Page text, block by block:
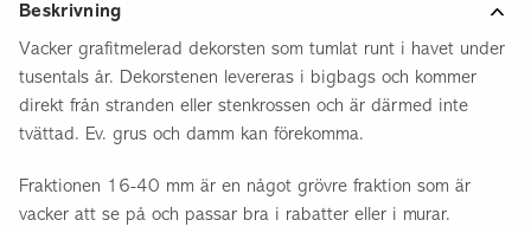
Beskrivning
Vacker grafitmelerad dekorsten som tumlat runt i havet under
tusentals år. Dekorstenen levereras i bigbags och kommer
direkt från stranden eller stenkrossen och är därmed inte
tvättad. Ev. grus och damm kan förekomma.
Fraktionen 16-40 mm är en något grövre fraktion som är
vacker att se på och passar bra i rabatter eller i murar.